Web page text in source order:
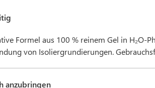
Formel aus 100 % reinem Gel in H₂O-
von Isoliergrundierungen.
anzubringen